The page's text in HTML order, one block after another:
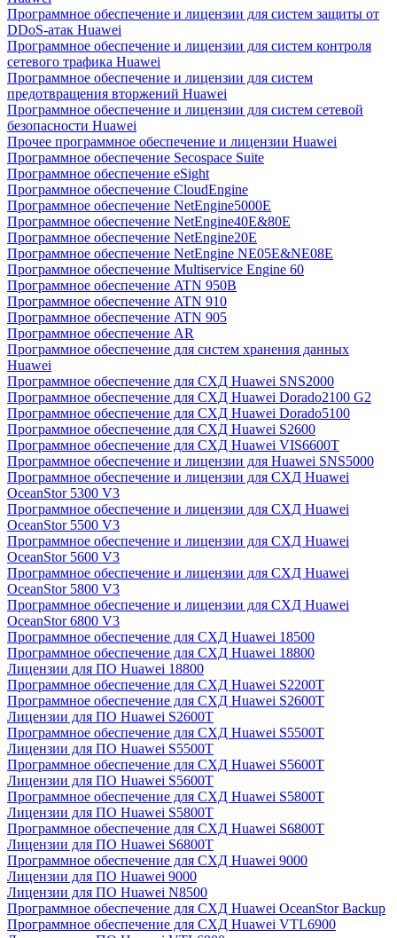
Программное обеспечение и лицензии для систем защиты от
DDoS-атак Huawei
Программное обеспечение и лицензии для систем контроля
сетевого трафика Huawei
Программное обеспечение и лицензии для систем
предотвращения вторжений Huawei
Программное обеспечение и лицензии для систем сетевой
безопасности Huawei
Прочее программное обеспечение и лицензии Huawei
Программное обеспечение Secospace Suite
Программное обеспечение eSight
Программное обеспечение CloudEngine
Программное обеспечение NetEngine5000E
Программное обеспечение NetEngine40E&80E
Программное обеспечение NetEngine20E
Программное обеспечение NetEngine NE05E&NE08E
Программное обеспечение Multiservice Engine 60
Программное обеспечение ATN 950B
Программное обеспечение ATN 910
Программное обеспечение ATN 905
Программное обеспечение AR
Программное обеспечение для систем хранения данных
Huawei
Программное обеспечение для СХД Huawei SNS2000
Программное обеспечение для СХД Huawei Dorado2100 G2
Программное обеспечение для СХД Huawei Dorado5100
Программное обеспечение для СХД Huawei S2600
Программное обеспечение для СХД Huawei VIS6600T
Программное обеспечение и лицензии для Huawei SNS5000
Программное обеспечение и лицензии для СХД Huawei
OceanStor 5300 V3
Программное обеспечение и лицензии для СХД Huawei
OceanStor 5500 V3
Программное обеспечение и лицензии для СХД Huawei
OceanStor 5600 V3
Программное обеспечение и лицензии для СХД Huawei
OceanStor 5800 V3
Программное обеспечение и лицензии для СХД Huawei
OceanStor 6800 V3
Программное обеспечение для СХД Huawei 18500
Программное обеспечение для СХД Huawei 18800
Лицензии для ПО Huawei 18800
Программное обеспечение для СХД Huawei S2200T
Программное обеспечение для СХД Huawei S2600T
Лицензии для ПО Huawei S2600T
Программное обеспечение для СХД Huawei S5500T
Лицензии для ПО Huawei S5500T
Программное обеспечение для СХД Huawei S5600T
Лицензии для ПО Huawei S5600T
Программное обеспечение для СХД Huawei S5800T
Лицензии для ПО Huawei S5800T
Программное обеспечение для СХД Huawei S6800T
Лицензии для ПО Huawei S6800T
Программное обеспечение для СХД Huawei 9000
Лицензии для ПО Huawei 9000
Лицензии для ПО Huawei N8500
Программное обеспечение для СХД Huawei OceanStor Backup
Программное обеспечение для СХД Huawei VTL6900